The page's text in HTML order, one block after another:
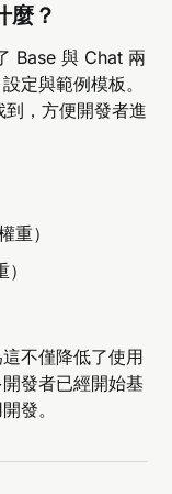
麼？
Base 與 Chat 兩
定與範例模板。
到，方便開發者進
重）
不僅降低了使用
發者已經開始基
發。